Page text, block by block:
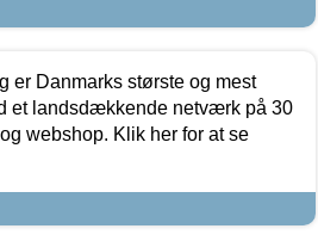
er Danmarks største og mest
et landsdækkende netværk på 30
webshop. Klik her for at se